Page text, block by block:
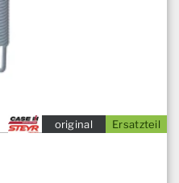
Ersatzteil
original